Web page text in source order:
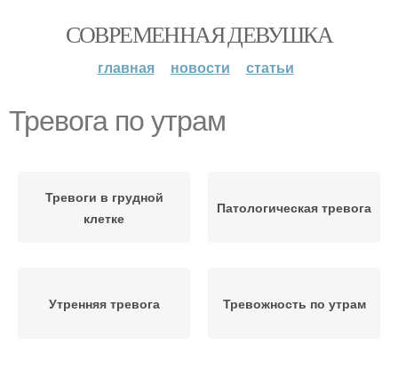
СОВРЕМЕННАЯ ДЕВУШКА
главная новости статьи
Тревога по утрам
Тревоги в грудной
клетке
Патологическая тревога
Утренняя тревога Тревожность по утрам